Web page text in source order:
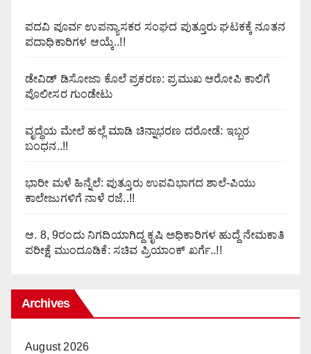
ಪದವಿ ಪೂರ್ವ ಉಪನ್ಯಾಸಕರ ಸಂಘದ ಪುತ್ತೂರು ಘಟಕಕ್ಕೆ ನೂತನ
ಪದಾಧಿಕಾರಿಗಳ ಆಯ್ಕೆ..!!
ಡೇವಿಡ್ ಡಿಸೋಜಾ ಕೊಲೆ ಪ್ರಕರಣ: ಪ್ರಮುಖ ಆರೋಪಿ ಕಾಲಿಗೆ
ಪೊಲೀಸರ ಗುಂಡೇಟು
ವೃದ್ಧೆಯ ಮೇಲೆ ಹಲ್ಲೆ ಮಾಡಿ ಚಿನ್ನಾಭರಣ ದರೋಡೆ: ಇಬ್ಬರ
ಬಂಧನ..!!
ಭಾರೀ ಮಳೆ ಹಿನ್ನೆಲೆ: ಪುತ್ತೂರು ಉಪವಿಭಾಗದ ಶಾಲೆ-ಪಿಯು
ಕಾಲೇಜುಗಳಿಗೆ ನಾಳೆ ರಜೆ..!!
ಆ. 8, 9ರಂದು ನಿಗದಿಯಾಗಿದ್ದ ಕೃಷಿ ಅಧಿಕಾರಿಗಳ ಹುದ್ದೆ ನೇಮಕಾತಿ
ಪರೀಕ್ಷೆ ಮುಂದೂಡಿಕೆ: ಸಚಿವ ಪ್ರಿಯಾಂಕ್ ಖರ್ಗೆ..!!
Archives
August 2026